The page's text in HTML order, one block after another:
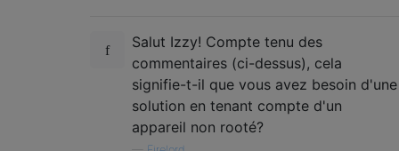
Salut Izzy! Compte tenu des
commentaires (ci-dessus), cela
signifie-t-il que vous avez besoin d'une
solution en tenant compte d'un
appareil non rooté?